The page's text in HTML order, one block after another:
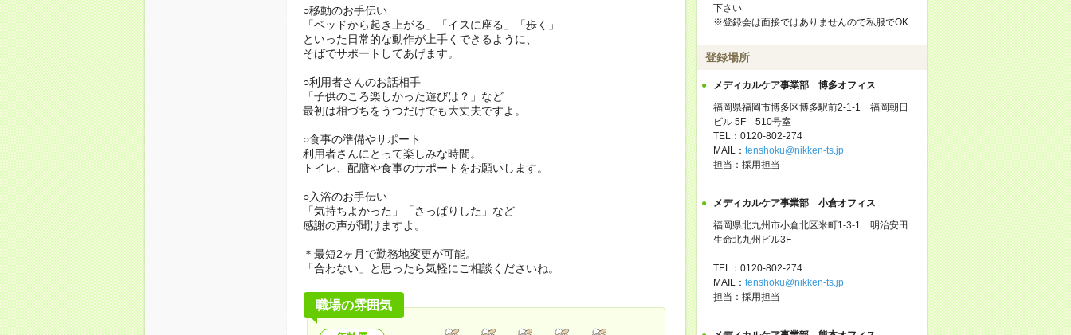
○移動のお手伝い
「ベッドから起き上がる」「イスに座る」「歩く」
といった日常的な動作が上手くできるように、
そばでサポートしてあげます。
○利用者さんのお話相手
「子供のころ楽しかった遊びは？」など
最初は相づちをうつだけでも大丈夫ですよ。
○食事の準備やサポート
利用者さんにとって楽しみな時間。
トイレ、配膳や食事のサポートをお願いします。
○入浴のお手伝い
「気持ちよかった」「さっぱりした」など
感謝の声が聞けますよ。
＊最短2ヶ月で勤務地変更が可能。
「合わない」と思ったら気軽にご相談くださいね。
職場の雰囲気
下さい
※登録会は面接ではありませんので私服でOK
登録場所
メディカルケア事業部 博多オフィス
福岡県福岡市博多区博多駅前2-1-1 福岡朝日
ビル 5F 510号室
TEL：0120-802-274
MAIL： tenshoku@nikken-ts.jp
担当：採用担当
メディカルケア事業部 小倉オフィス
福岡県北九州市小倉北区米町1-3-1 明治安田
生命北九州ビル3F
TEL：0120-802-274
MAIL： tenshoku@nikken-ts.jp
担当：採用担当